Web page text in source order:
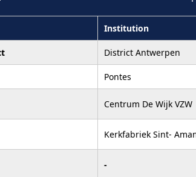
Institution
District Antwerpen
Pontes
Centrum De Wijk VZW
Kerkfabriek Sint-
-